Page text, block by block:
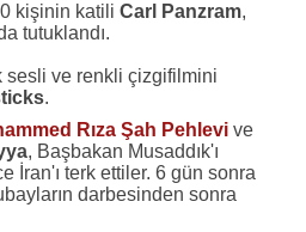
kişinin katiliCarl Panzram,
tutuklandı.
sesli ve renkli çizgifilmini
.
Rıza Şah Pehlevi ve
, Başbakan Musaddık'ı
İran'ı terk ettiler. 6 gün sonra
darbesinden sonra